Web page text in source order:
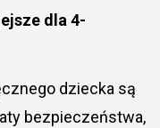
dla 4-
dziecka są
bezpieczeństwa,